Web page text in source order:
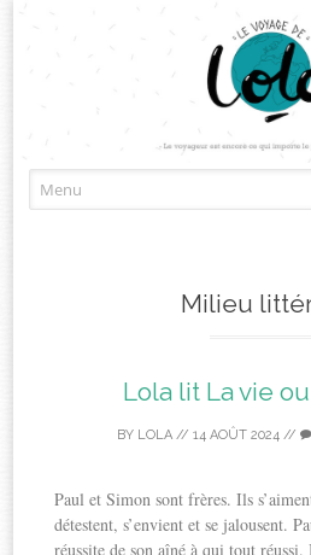
to
Milieu
Lola lit La vie
BY LOLA// 14 AOÛT 2024//
Paul et Simon sont frères. Ils
détestent, s’envient et se jalousent.
réussite de son aîné à qui tout